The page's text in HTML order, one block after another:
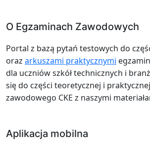
O Egzaminach Zawodowych
Portal z bazą pytań testowych do
oraz arkuszami praktycznymi
dla uczniów szkół technicznych i
się do części teoretycznej i
zawodowego CKE z naszymi
Aplikacja mobilna